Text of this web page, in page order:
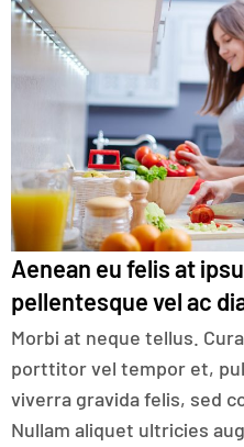
Aenean eu felis at
pellentesque vel ac
Morbi at neque tellus.
porttitor vel tempor et,
viverra gravida felis, sed
Nullam aliquet ultricies